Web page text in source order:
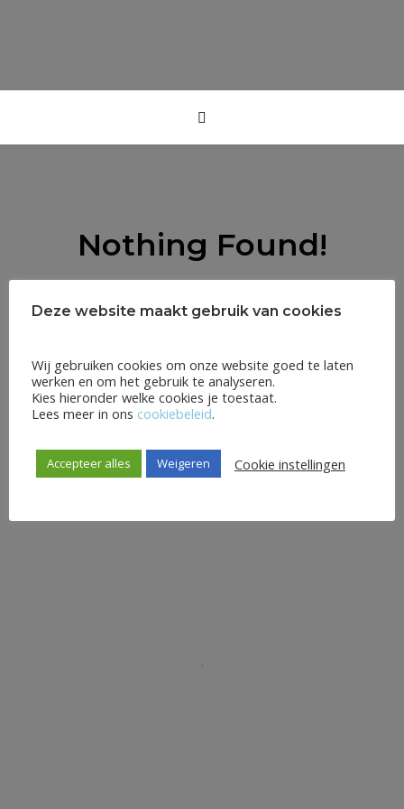
Nothing Found!
again with some different keywords.
.
Deze website maakt gebruik van cookies
Wij gebruiken cookies om onze website goed te laten
werken en om het gebruik te analyseren.
Kies hieronder welke cookies je toestaat.
Lees meer in ons cookiebeleid.
Accepteer alles Weigeren Cookie instellingen